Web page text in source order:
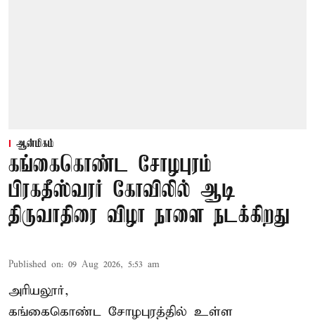
ஆன்மிகம்
கங்கைகொண்ட சோழபுரம்
பிரகதீஸ்வரர் கோவிலில் ஆடி
திருவாதிரை விழா நாளை நடக்கிறது
Published on: 09 Aug 2026, 5:53 am
அரியலூர்,
கங்கைகொண்ட சோழபுரத்தில் உள்ள